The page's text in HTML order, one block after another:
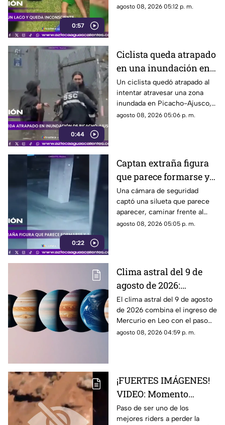
0:57
localizado inconsciente. Un
agosto 08, 2026 05:12 p. m.
0:44
Ciclista queda atrapado
en una inundación en
Picacho-Ajusco
Un ciclista quedó atrapado al
intentar atravesar una zona
inundada en Picacho-Ajusco,
Tlalpan. Elementos de la SSC
agosto 08, 2026 05:06 p. m.
0:22
Captan extraña figura
que parece formarse y
desaparecer frente a
una cámara
Una cámara de seguridad
captó una silueta que parece
aparecer, caminar frente al
lente y desaparecer. El video
agosto 08, 2026 05:05 p. m.
Clima astral del 9 de
agosto de 2026:
cambios en la
comunicación y
enfoque emocional
El clima astral del 9 de agosto
de 2026 combina el ingreso de
Mercurio en Leo con el paso
de la Luna a Cáncer y Venus en
agosto 08, 2026 04:59 p. m.
¡FUERTES IMÁGENES!
VIDEO: Momento
exacto en que famoso
rider catalán sufre una
Paso de ser uno de los
mejores riders a perder la